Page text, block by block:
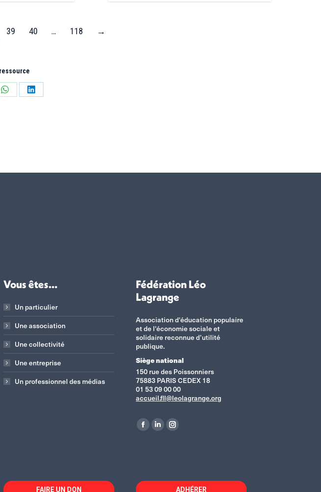
39 40 … 118 →
PartagerPartager
Vous êtes…
Un particulier
Une association
Une collectivité
Une entreprise
Un professionnel des médias
Fédération Léo
Lagrange
Association d'éducation populaire
et de l'économie sociale et
solidaire reconnue d’utilité
publique.
Siège national
150 rue des Poissonniers
75883 PARIS CEDEX 18
01 53 09 00 00
accueil.fll@leolagrange.org
Retrouvez-nous sur :
La
dans
La
dans
La
dans
FAIRE UN DON ADHÉRER